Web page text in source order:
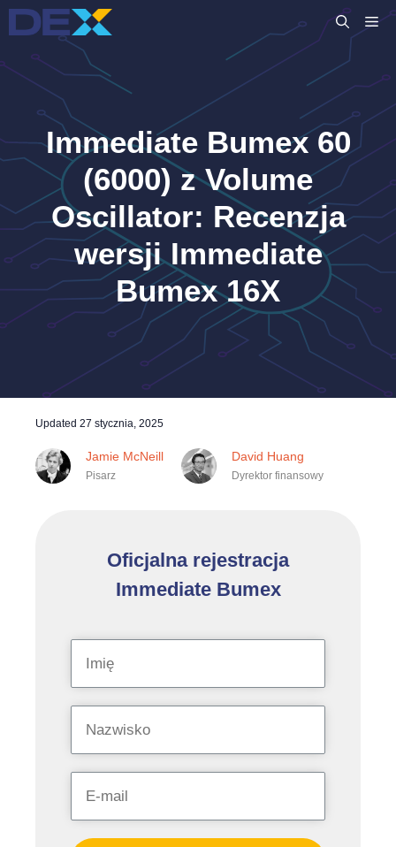
Przejdź
do
treści
Immediate Bumex 60
(6000) z Volume
Oscillator: Recenzja
wersji Immediate
Bumex 16X
Updated 27 stycznia, 2025
Jamie McNeill
Pisarz
David Huang
Dyrektor finansowy
Oficjalna rejestracja
Immediate Bumex